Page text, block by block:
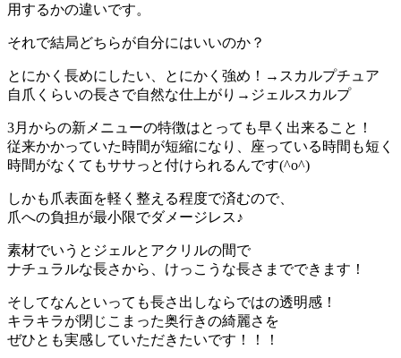
用するかの違いです。
それで結局どちらが自分にはいいのか？
とにかく長めにしたい、とにかく強め！→スカルプチュア
自爪くらいの長さで自然な仕上がり→ジェルスカルプ
3月からの新メニューの特徴はとっても早く出来ること！
従来かかっていた時間が短縮になり、座っている時間も短く
時間がなくてもササっと付けられるんです(^o^)
しかも爪表面を軽く整える程度で済むので、
爪への負担が最小限でダメージレス♪
素材でいうとジェルとアクリルの間で
ナチュラルな長さから、けっこうな長さまでできます！
そしてなんといっても長さ出しならではの透明感！
キラキラが閉じこまった奥行きの綺麗さを
ぜひとも実感していただきたいです！！！